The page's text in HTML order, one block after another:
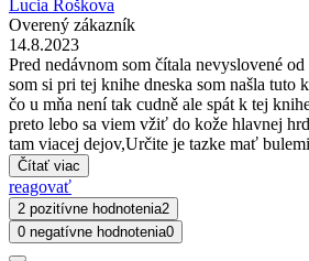
Lucia Roškova
Overený zákazník
14.8.2023
Pred nedávnom som čítala nevyslovené
som si pri tej knihe dneska som našla tuto
čo u mňa není tak cudně ale spát k tej
preto lebo sa viem vžiť do kože hlavnej
tam viacej dejov,Určite je tazke mať
Čítať viac
reagovať
2 pozitívne hodnotenia2
0 negatívne hodnotenia0